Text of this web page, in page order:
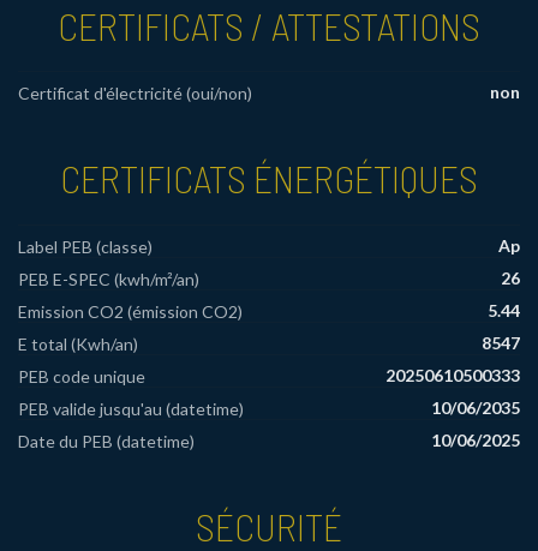
CERTIFICATS / ATTESTATIONS
Certificat d'électricité (oui/non) non
CERTIFICATS ÉNERGÉTIQUES
Label PEB (classe)
Ap
PEB E-SPEC (kwh/m²/an)
26
Emission CO2 (émission CO2)
5.44
E total (Kwh/an)
8547
PEB code unique
20250610500333
PEB valide jusqu'au (datetime)
10/06/2035
Date du PEB (datetime)
10/06/2025
SÉCURITÉ